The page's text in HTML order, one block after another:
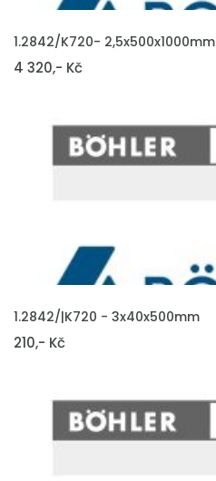
VLOŽIT DO KOŠÍKU
1.2842/K720- 2,5x500x1000mm
4 320,- Kč
VLOŽIT DO KOŠÍKU
1.2842/|K720 - 3x40x500mm
210,- Kč